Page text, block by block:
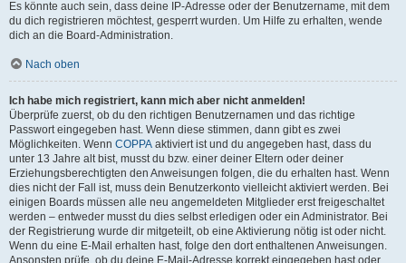
Es könnte auch sein, dass deine IP-Adresse oder der Benutzername, mit dem
du dich registrieren möchtest, gesperrt wurden. Um Hilfe zu erhalten, wende
dich an die Board-Administration.
Nach oben
Ich habe mich registriert, kann mich aber nicht anmelden!
Überprüfe zuerst, ob du den richtigen Benutzernamen und das richtige
Passwort eingegeben hast. Wenn diese stimmen, dann gibt es zwei
Möglichkeiten. Wenn COPPA aktiviert ist und du angegeben hast, dass du
unter 13 Jahre alt bist, musst du bzw. einer deiner Eltern oder deiner
Erziehungsberechtigten den Anweisungen folgen, die du erhalten hast. Wenn
dies nicht der Fall ist, muss dein Benutzerkonto vielleicht aktiviert werden. Bei
einigen Boards müssen alle neu angemeldeten Mitglieder erst freigeschaltet
werden – entweder musst du dies selbst erledigen oder ein Administrator. Bei
der Registrierung wurde dir mitgeteilt, ob eine Aktivierung nötig ist oder nicht.
Wenn du eine E-Mail erhalten hast, folge den dort enthaltenen Anweisungen.